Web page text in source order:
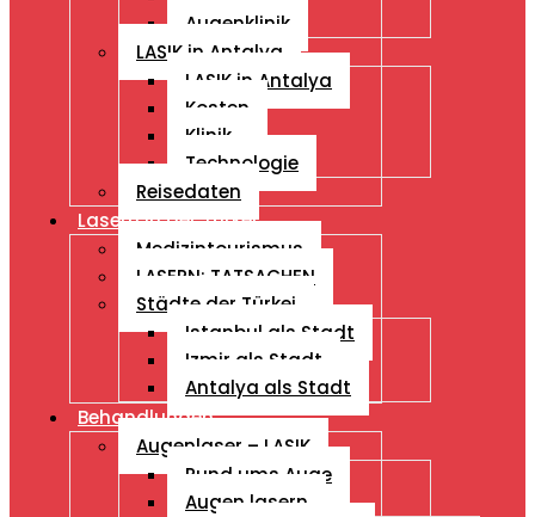
Augenklinik
LASIK in Antalya
LASIK in Antalya
Kosten
Klinik
Technologie
Reisedaten
Lasern in der Türkei
Medizintourismus
LASERN: TATSACHEN
Städte der Türkei
Istanbul als Stadt
Izmir als Stadt
Antalya als Stadt
Behandlungen
Augenlaser – LASIK
Rund ums Auge
Augen lasern